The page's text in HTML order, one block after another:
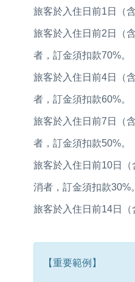
旅客於入住日前1日（
旅客於入住日前2日（
者，訂金須扣款70%。
旅客於入住日前4日（
者，訂金須扣款60%。
旅客於入住日前7日（
者，訂金須扣款50%。
旅客於入住日前10日
消者，訂金須扣款30%。
旅客於入住日前14日（
【重要範例】